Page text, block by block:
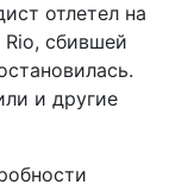
отлетел на
сбившей
и другие